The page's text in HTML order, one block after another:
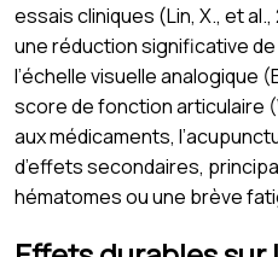
essais cliniques (Lin, X., et
une réduction significative
l’échelle visuelle analogique
score de fonction articulaire
aux médicaments,
d’effets secondaires,
hématomes ou une brève